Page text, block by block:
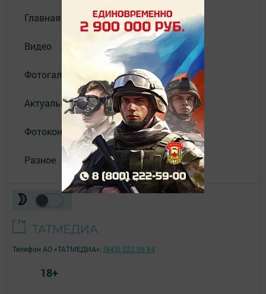
Главная
Видео
Фотогалереи
Актуальное видео
Фотоконкурс
Разное
Телефон АО «ТАТМЕДИА»: (843) 222 09 84
18+